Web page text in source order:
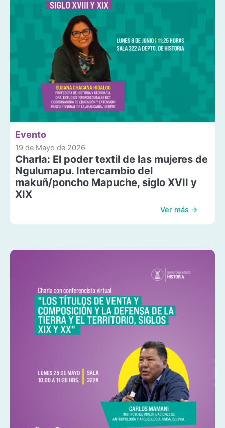
Evento
19 de Mayo de 2026
Charla: El poder textil de las mujeres de
Ngulumapu. Intercambio del
makuñ/poncho Mapuche, siglo XVII y
XIX
Ver más →